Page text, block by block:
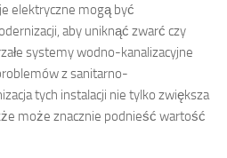
elektryczne mogą być
aby uniknąć zwarć czy
systemy wodno-kanalizacyjne
z sanitarno-
tych instalacji nie tylko zwiększa
może znacznie podnieść wartość